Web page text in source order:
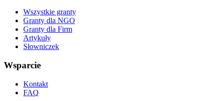
Wszystkie granty
Granty dla NGO
Granty dla Firm
Artykuły
Słowniczek
Wsparcie
Kontakt
FAQ